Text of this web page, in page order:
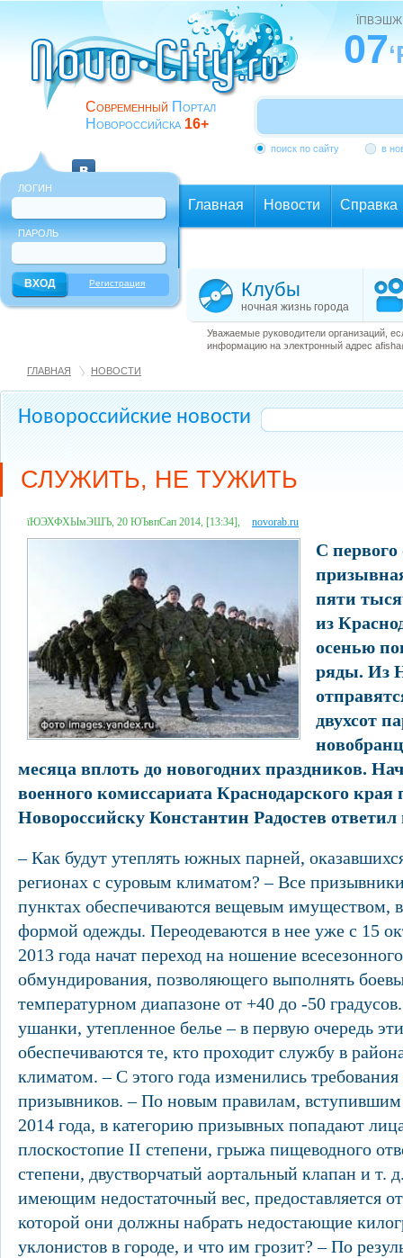
Современный Портал
Новороссийска 16+
07
поиск по сайту в
ЛОГИН
ПАРОЛЬ
Регистрация
Главная Новости Справка
Клубы
ночная жизнь города
Уважаемые руководители организаций,
информацию на электронный адрес
ГЛАВНАЯ НОВОСТИ
Новороссийские новости
СЛУЖИТЬ, НЕ ТУЖИТЬ
їЮЭХФХЫмЭШЪ, 20 ЮЪвпСап 2014, [13:34], novorab.ru
С первого
пяти
из
осенью
ряды. Из
двухсот
месяца вплоть до новогодних праздников.
военного комиссариата Краснодарского края
Новороссийску Константин Радостев
– Как будут утеплять южных парней,
регионах с суровым климатом? – Все
пунктах обеспечиваются вещевым имуществом,
формой одежды. Переодеваются в нее уже с 15
2013 года начат переход на ношение
обмундирования, позволяющего выполнять
температурном диапазоне от +40 до -50
ушанки, утепленное белье – в первую очередь
обеспечиваются те, кто проходит службу в
климатом. – С этого года изменились
призывников. – По новым правилам, вступившим
2014 года, в категорию призывных попадают
плоскостопие II степени, грыжа пищеводного
степени, двустворчатый аортальный клапан и
имеющим недостаточный вес, предоставляется
которой они должны набрать недостающие
уклонистов в городе, и что им грозит? – По